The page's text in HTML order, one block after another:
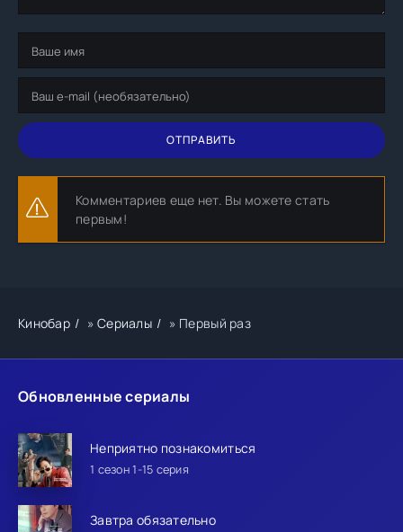
Обновленные сериалы
Неприятно познакомиться
1 сезон 1-15 серия
Завтра обязательно
ОТПРАВИТЬ
Комментариев еще нет. Вы можете стать
первым!
Кинобар »Сериалы » Первый раз